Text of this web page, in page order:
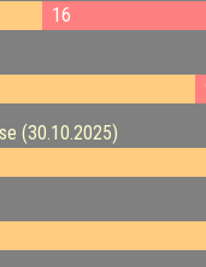
16
(30.10.2025)